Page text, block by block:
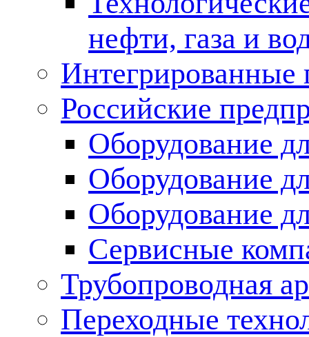
нефти, газа и
Российские
Оборудование
Оборудование
Оборудование
Сервисные
Трубопроводная
Переходные